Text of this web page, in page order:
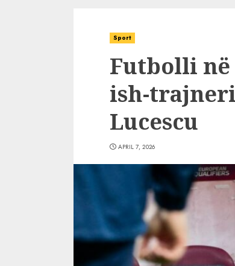
Sport
Futbolli në
ish-
Lucescu
APRIL 7, 2026